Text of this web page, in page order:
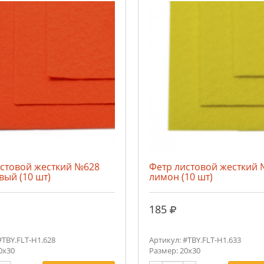
жесткий №628
(10 шт)
H1.628
Фетр листовой жесткий
лимон (10 шт)
185 руб.
Артикул: #TBY.FLT-H1.633
Размер: 20х30